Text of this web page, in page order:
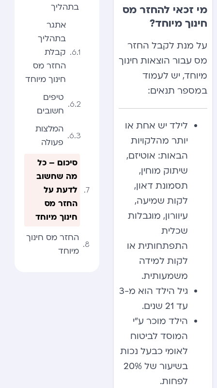
מי זכאי להחזר מס
חינוך מיוחד?
על מנת לקבל החזר
מס עבור הוצאות חינוך
מיוחד, יש לעמוד
במספר תנאים:
לילד יש אחת או
יותר מהלקויות
הבאות: אוטיזם,
שיתוק מוחין,
תסמונת דאון,
לקות שמיעה,
עיוורון, מוגבלות
שכלית
התפתחותית או
לקות למידה
משמעותית.
גיל הילד הוא מ-3
עד 21 שנים.
הילד מוכר ע”י
המוסד לביטוח
לאומי כבעל נכות
בשיעור של 20%
לפחות.
בתהליך
אתגר
בתהליך
קבלת
החזר מס
חינוך מיוחד
טיפים
חשובים
המלצות
פעולה
סיכום – כל
מה שחשוב
לדעת על
החזר מס
חינוך מיוחד
החזר מס חינוך
מיוחד